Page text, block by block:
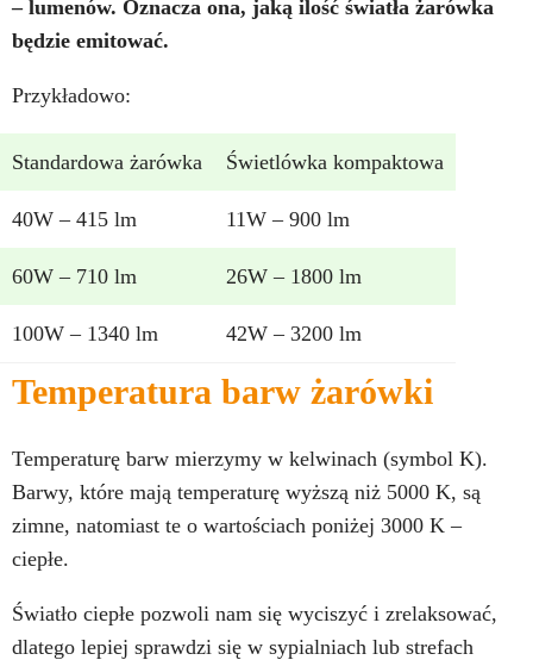
– lumenów. Oznacza ona, jaką ilość światła żarówka
będzie emitować.
Przykładowo:
Standardowa żarówka Świetlówka kompaktowa
40W – 415 lm 11W – 900 lm
60W – 710 lm 26W – 1800 lm
100W – 1340 lm 42W – 3200 lm
Temperatura barw żarówki
Temperaturę barw mierzymy w kelwinach (symbol K).
Barwy, które mają temperaturę wyższą niż 5000 K, są
zimne, natomiast te o wartościach poniżej 3000 K –
ciepłe.
Światło ciepłe pozwoli nam się wyciszyć i zrelaksować,
dlatego lepiej sprawdzi się w sypialniach lub strefach